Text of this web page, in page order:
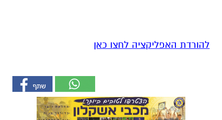
להורדת האפליקציה לחצו כאן